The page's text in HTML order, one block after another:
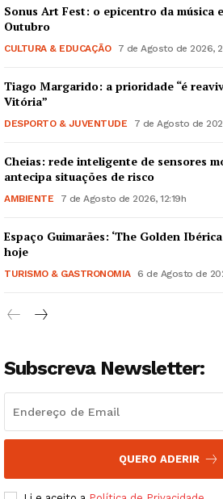
Guimarães,
Institucional
Artigos
Edição Digital
Grande Entrevista
Sonus Art Fest: o epicentro da música
Outubro
CULTURA & EDUCAÇÃO 7 de Agosto de 2026,
Tiago Margarido: a prioridade “é
Vitória”
DESPORTO & JUVENTUDE 7 de Agosto de
Cheias: rede inteligente de sensores
antecipa situações de risco
AMBIENTE 7 de Agosto de 2026, 12:19h
Espaço Guimarães: ‘The Golden
hoje
TURISMO & GASTRONOMIA 6 de Agosto de
Subscreva Newsletter:
QUERO ADERIR